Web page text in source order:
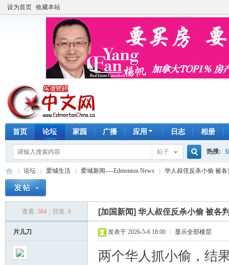
设为首页 收藏本站
首页 论坛 家园 广播 应用 日志 相册
帖子
搜
索
热搜:
手工皂
论坛
›
爱城生活
›
爱城新闻----Edmonton News
›
华人叔侄反杀小偷 被
查看: 564 回复: 0 [加国新闻] 华人叔侄反杀小偷 被各
片儿刀 发表于 2026-5-6 18:00 显示全部楼层
两个华人抓小偷，结